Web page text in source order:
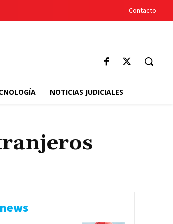
Contacto
NOTICIAS JUDICIALES